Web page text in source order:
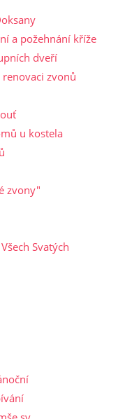
a požehnání kříže
dveří
zvonů
u kostela
zvony"
Svatých